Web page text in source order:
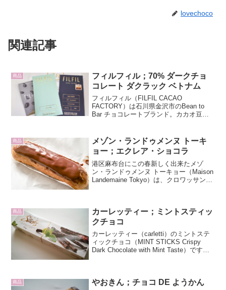
lovechoco
関連記事
商品
フィルフィル；70% ダークチョ
コレート ダクラック ベトナム
フィルフィル（FILFIL CACAO
FACTORY）は石川県金沢市のBean to
Bar チョコレートブランド。カカオ豆の
す。金沢駅構内のチョコレートショップ
で70...
商品
メゾン・ランドゥメンヌ トーキ
ョー；エクレア・ショコラ
港区麻布台にこの春新しく出来たメゾ
ン・ランドゥメンヌ トーキョー（Maison
Landemaine Tokyo）は、クロワッサンが
商品
カーレッティー；ミントスティッ
クチョコ
カーレッティー（carletti）のミントステ
ィックチョコ（MINT STICKS Crispy
Dark Chocolate with Mint Taste）です。
商品 やおきん；チョコ DE ようかん